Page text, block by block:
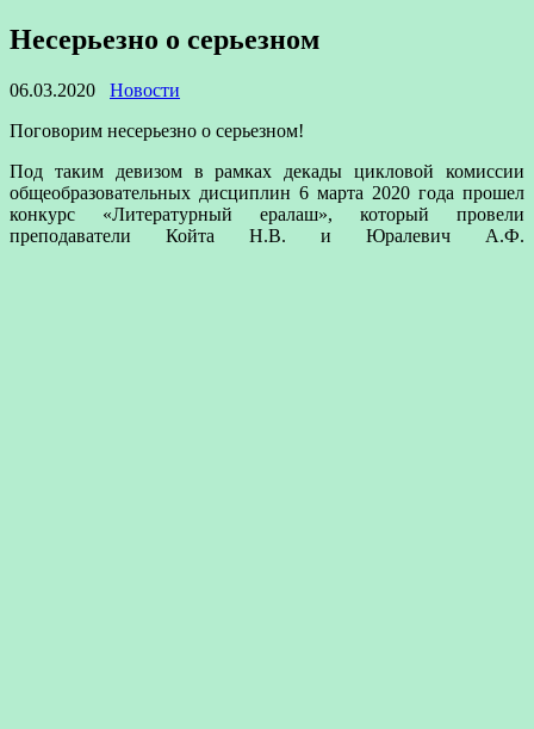
Несерьезно о серьезном
06.03.2020
Новости
Поговорим несерьезно о серьезном!
Под таким девизом в рамках декады цикловой комиссии
общеобразовательных дисциплин 6 марта 2020 года прошел
конкурс «Литературный ералаш», который провели
преподаватели Койта Н.В. и Юралевич А.Ф.